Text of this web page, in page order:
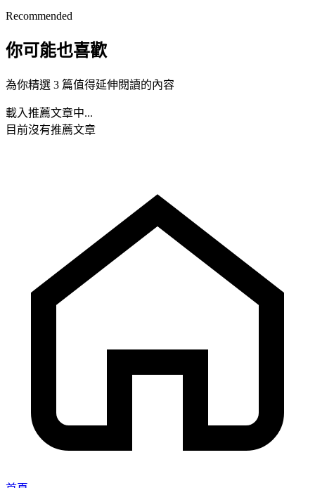
Recommended
你可能也喜歡
為你精選 3 篇值得延伸閱讀的內容
載入推薦文章中...
目前沒有推薦文章